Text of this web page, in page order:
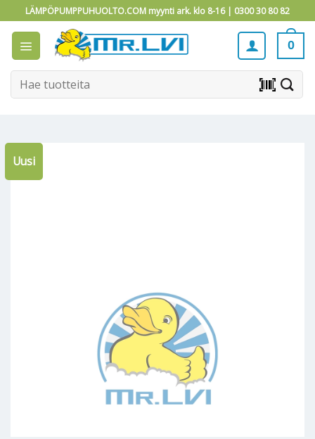
to
content
LÄMPÖPUMPPUHUOLTO.COM myynti ark. klo 8-16 | 0300 30 80 82
0
Etsi: barcode_scanner
Uusi